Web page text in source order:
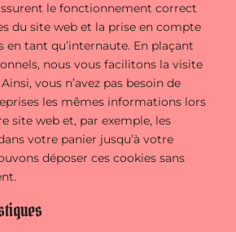
le fonctionnement correct
du site web et la prise en compte
en tant qu’internaute. En plaçant
nous vous facilitons la visite
vous n’avez pas besoin de
les mêmes informations lors
site web et, par exemple, les
votre panier jusqu’à votre
déposer ces cookies sans